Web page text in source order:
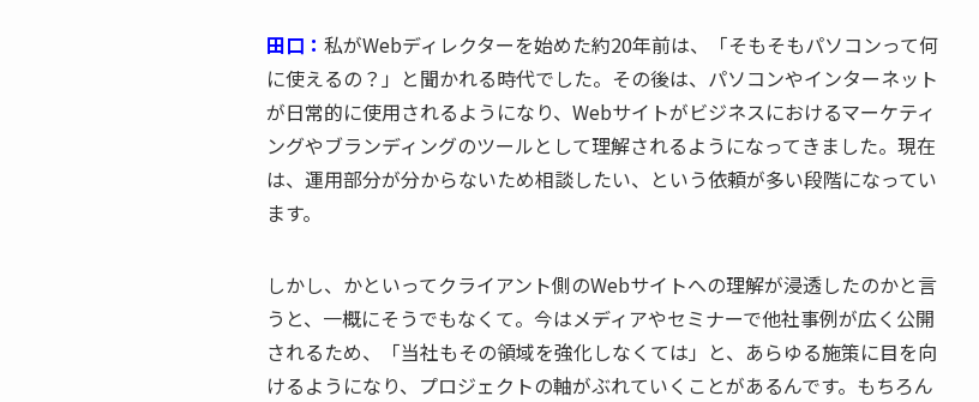
田口： 私がWebディレクターを始めた約20年前は、「そもそもパソコンって何
に使えるの？」と聞かれる時代でした。その後は、パソコンやインターネット
が日常的に使用されるようになり、Webサイトがビジネスにおけるマーケティ
ングやブランディングのツールとして理解されるようになってきました。現在
は、運用部分が分からないため相談したい、という依頼が多い段階になってい
ます。
しかし、かといってクライアント側のWebサイトへの理解が浸透したのかと言
うと、一概にそうでもなくて。今はメディアやセミナーで他社事例が広く公開
されるため、「当社もその領域を強化しなくては」と、あらゆる施策に目を向
けるようになり、プロジェクトの軸がぶれていくことがあるんです。もちろん